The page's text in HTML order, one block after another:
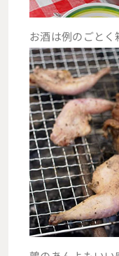
お酒は例のごとく